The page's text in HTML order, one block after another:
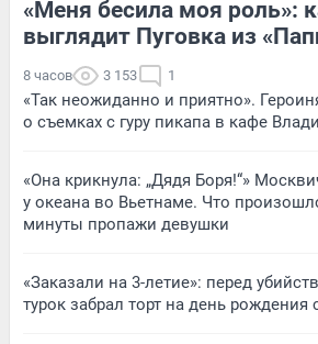
«Меня бесила моя роль»:
выглядит Пуговка из
8 часов 3 153 1
«Так неожиданно и приятно».
о съемках с гуру пикапа в кафе
«Она крикнула: „Дядя Боря!“»
у океана во Вьетнаме. Что
минуты пропажи девушки
«Заказали на 3-летие»: перед
турок забрал торт на день рождения